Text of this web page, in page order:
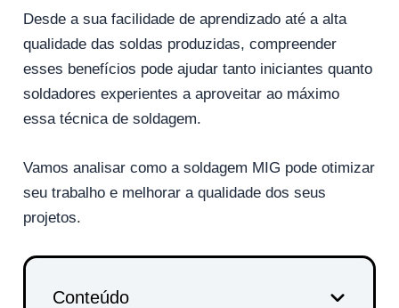
Desde a sua facilidade de aprendizado até a alta
qualidade das soldas produzidas, compreender
esses benefícios pode ajudar tanto iniciantes quanto
soldadores experientes a aproveitar ao máximo
essa técnica de soldagem.
Vamos analisar como a soldagem MIG pode otimizar
seu trabalho e melhorar a qualidade dos seus
projetos.
Conteúdo